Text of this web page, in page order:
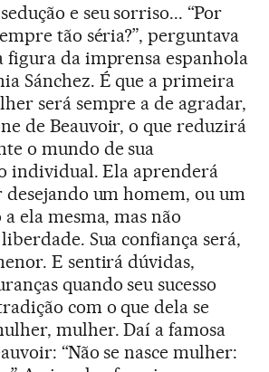
e seu sorriso... “Por
tão séria?”, perguntava
figura da imprensa espanhola
Sánchez. É que a primeira
será sempre a de agradar,
de Beauvoir, o que reduzirá
o mundo de sua
individual. Ela aprenderá
desejando um homem, ou um
ela mesma, mas não
Sua confiança será,
E sentirá dúvidas,
quando seu sucesso
com o que dela se
mulher. Daí a famosa
“Não se nasce mulher: